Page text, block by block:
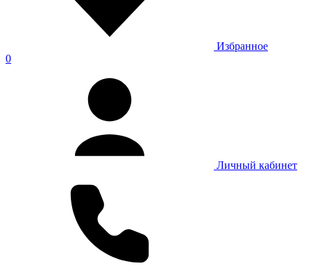
Избранное
0
Личный кабинет